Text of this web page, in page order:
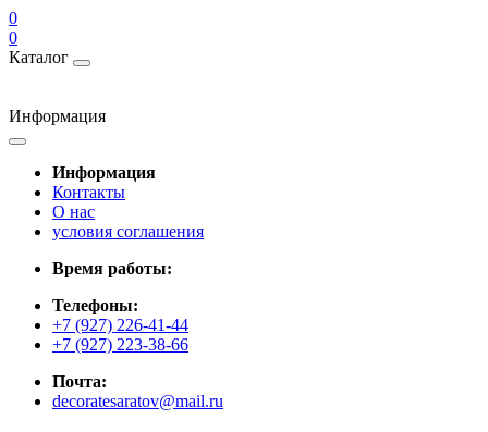
0
0
Каталог
Информация
Информация
Контакты
О нас
условия соглашения
Время работы:
Телефоны:
+7 (927) 226-41-44
+7 (927) 223-38-66
Почта:
decoratesaratov@mail.ru